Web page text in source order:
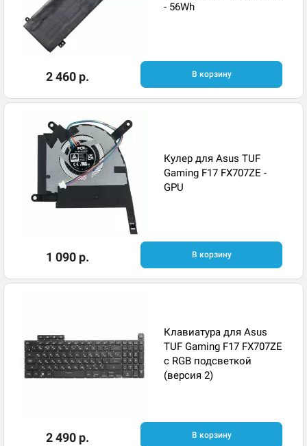
- 56Wh
2 460 р. В корзину
Кулер для Asus TUF
Gaming F17 FX707ZE -
GPU
1 090 р. В корзину
Клавиатура для Asus
TUF Gaming F17 FX707ZE
с RGB подсветкой
(версия 2)
2 490 р. В корзину